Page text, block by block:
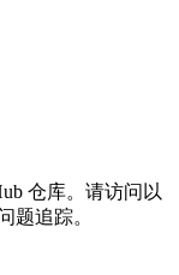
仓库。请访问以
题追踪。